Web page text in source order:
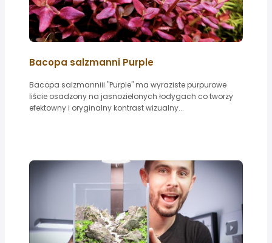
Bacopa salzmanni Purple
Bacopa salzmanniii "Purple" ma wyraziste purpurowe
liście osadzony na jasnozielonych łodygach co tworzy
efektowny i oryginalny kontrast wizualny...